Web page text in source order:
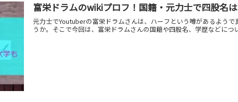
富栄ドラムのwikiプロフ！国籍・元力士で四股名
元力士でYoutuberの富栄ドラムさんは、ハーフという噂があるよう
うか。そこで今回は、富栄ドラムさんの国籍や四股名、学歴などに